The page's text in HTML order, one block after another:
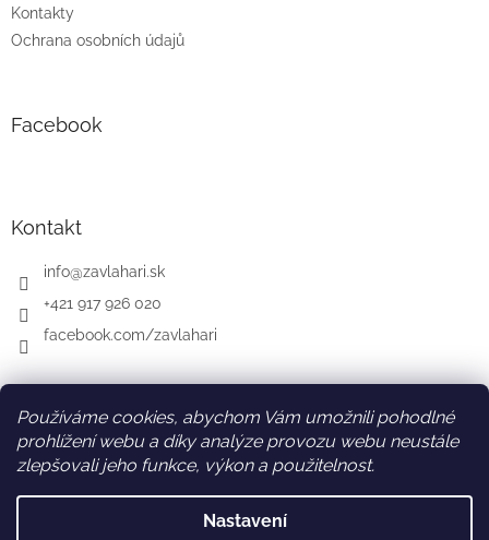
Používáme cookies, abychom Vám umožnili pohodlné
prohlížení webu a díky analýze provozu webu neustále
zlepšovali jeho funkce, výkon a použitelnost.
Nastavení
Kontakty
Ochrana osobních údajů
Facebook
Kontakt
info@zavlahari.sk
+421 917 926 020
facebook.com/zavlahari
SK AT DE
Vytvořil Shoptet